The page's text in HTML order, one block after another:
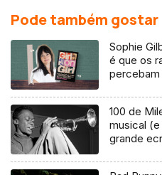
Pode também gostar
Sophie
é que os
100 de
musical
grande